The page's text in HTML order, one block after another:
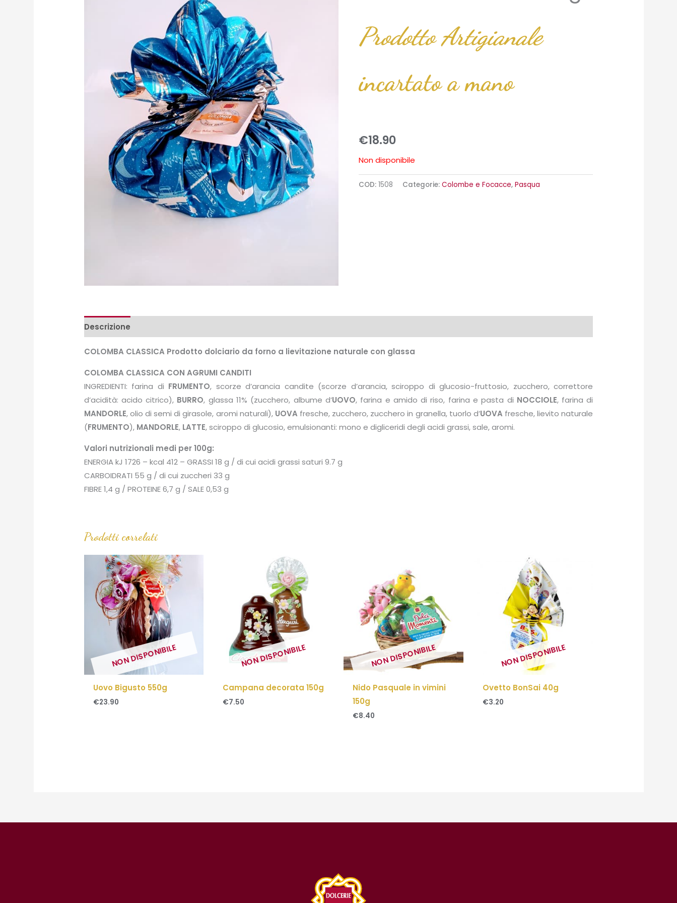
Prodotto Artigianale
incartato a mano
€18.90
Non disponibile
COD:1508 Categorie:Colombe e Focacce,Pasqua
Descrizione
COLOMBA CLASSICA Prodotto dolciario da forno a lievitazione naturale con glassa
COLOMBA CLASSICA CON AGRUMI CANDITI
INGREDIENTI: farina di FRUMENTO, scorze d’arancia candite (scorze d’arancia, sciroppo di glucosio-fruttosio, zucchero, correttore
d’acidità: acido citrico), BURRO, glassa 11% (zucchero, albume d’UOVO, farina e amido di riso, farina e pasta di NOCCIOLE, farina di
MANDORLE, olio di semi di girasole, aromi naturali), UOVAfresche, zucchero, zucchero in granella, tuorlo d’UOVAfresche, lievito naturale
(FRUMENTO), MANDORLE, LATTE, sciroppo di glucosio, emulsionanti: mono e digliceridi degli acidi grassi, sale, aromi.
Valori nutrizionali medi per 100g:
ENERGIA kJ 1726 – kcal 412 – GRASSI 18 g / di cui acidi grassi saturi 9.7 g
CARBOIDRATI 55 g / di cui zuccheri 33 g
FIBRE 1,4 g / PROTEINE 6,7 g / SALE 0,53 g
Prodotti correlati
NON DISPONIBILE
Uovo Bigusto 550g
€23.90
NON DISPONIBILE
Campana decorata 150g
€7.50
NON DISPONIBILE
Nido Pasquale in vimini
150g
€8.40
NON DISPONIBILE
Ovetto BonSai 40g
€3.20